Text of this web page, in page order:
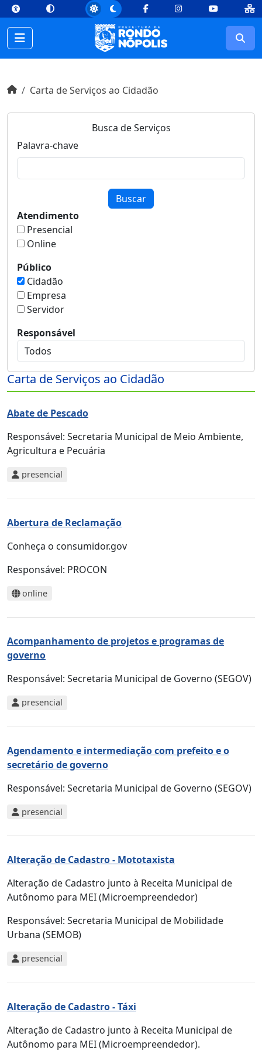
topConteúdo [1] Menu Principal [2] Busca [3] Rodapé [4]
FacebookInstagramYoutube
Início do conteúdo
InícioCarta de Serviços ao Cidadão
Busca de Serviços
Palavra-chave
Buscar
Atendimento
Presencial
Online
Público
Cidadão
Empresa
Servidor
Responsável
Carta de Serviços ao Cidadão
Abate de Pescado
Responsável: Secretaria Municipal de Meio Ambiente,
Agricultura e Pecuária
presencial
Abertura de Reclamação
Conheça o consumidor.gov
Responsável: PROCON
online
Acompanhamento de projetos e programas de
governo
Responsável: Secretaria Municipal de Governo (SEGOV)
presencial
Agendamento e intermediação com prefeito e o
secretário de governo
Responsável: Secretaria Municipal de Governo (SEGOV)
presencial
Alteração de Cadastro - Mototaxista
Alteração de Cadastro junto à Receita Municipal de
Autônomo para MEI (Microempreendedor)
Responsável: Secretaria Municipal de Mobilidade
Urbana (SEMOB)
presencial
Alteração de Cadastro - Táxi
Alteração de Cadastro junto à Receita Municipal de
Autônomo para MEI (Microempreendedor).